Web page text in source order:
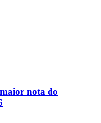
nota do